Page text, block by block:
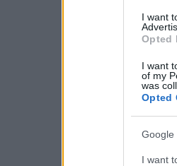
I want
Opted
I want
of my
was
Opted
Google
I want